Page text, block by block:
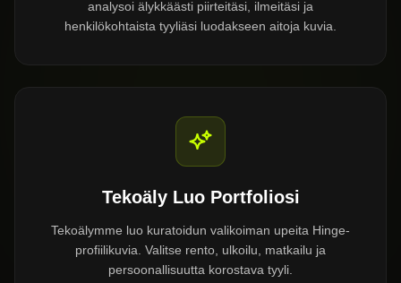
analysoi älykkäästi piirteitäsi, ilmeitäsi ja
henkilökohtaista tyyliäsi luodakseen aitoja kuvia.
Tekoäly Luo Portfoliosi
Tekoälymme luo kuratoidun valikoiman upeita Hinge-
profiilikuvia. Valitse rento, ulkoilu, matkailu ja
persoonallisuutta korostava tyyli.